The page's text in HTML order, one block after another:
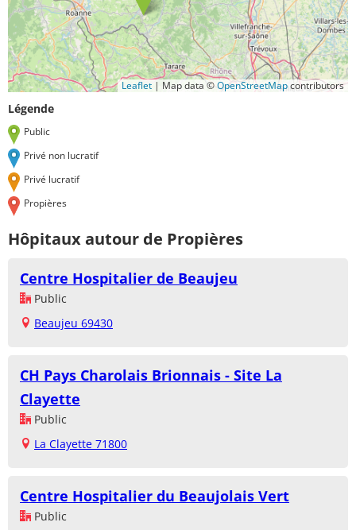
Leaflet | Map data ©OpenStreetMapcontributors
Légende
Public
Privé non lucratif
Privé lucratif
Propières
Hôpitaux autour de Propières
Centre Hospitalier de Beaujeu
Public
Beaujeu 69430
CH Pays Charolais Brionnais - Site La
Clayette
Public
La Clayette 71800
Centre Hospitalier du Beaujolais Vert
Public